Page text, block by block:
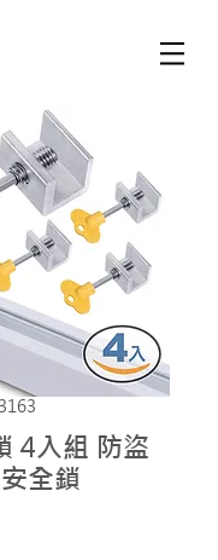
4入組 防盜
全鎖